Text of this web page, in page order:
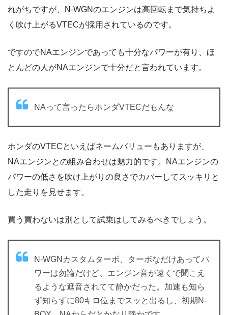
れがちですが、N-WGNのエンジンは高回転まで気持ちよ
く吹け上がるVTECが採用されているのです。
ですのでNAエンジンであっても十分なパワーが有り、ほ
とんどの人がNAエンジンで十分だと言われています。
NAって言ったらホンダVTECだもんな
ホンダのVTECといえばネームバリューもありますが、
NAエンジンとの組み合わせは魅力的です。NAエンジンの
パワーの低さを吹け上がりの良さでカバーしてスッキリと
した走りを見せます。
買う買わないは別として試乗はしてみるべきでしょう。
N-WGNカスタムターボ、ターボなだけあってパ
ワーは勿論だけど、エンジン音が遠くで聞こえ
るような遮音されてて静かだった。加速も知ら
ず知らずに80キロ位までスッと出るし、初期N-